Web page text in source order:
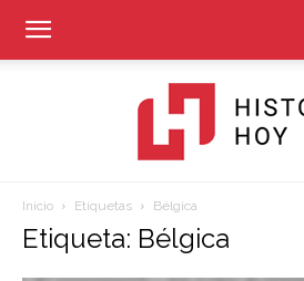
Inicio Etiquetas Bélgica
Etiqueta: Bélgica